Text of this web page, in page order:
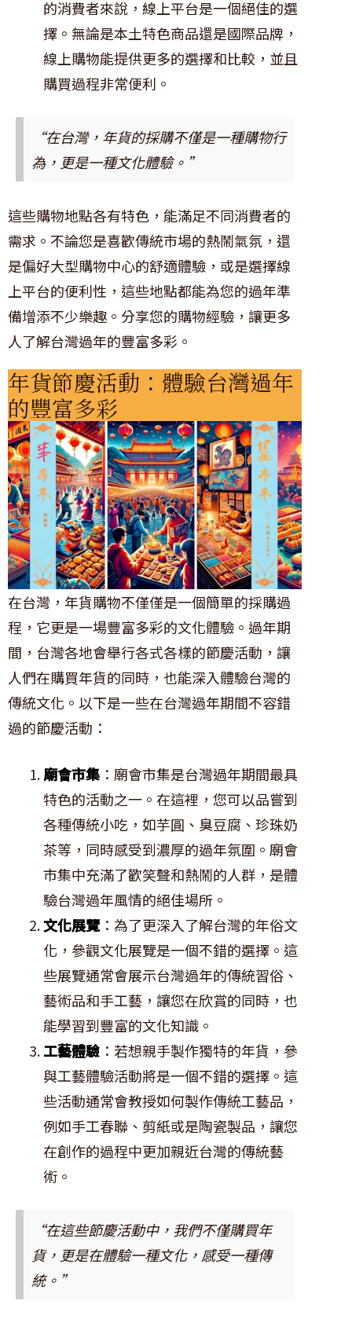
的消費者來說，線上平台是一個絕佳的選
擇。無論是本土特色商品還是國際品牌，
線上購物能提供更多的選擇和比較，並且
購買過程非常便利。
“在台灣，年貨的採購不僅是一種購物行
為，更是一種文化體驗。”
這些購物地點各有特色，能滿足不同消費者的
需求。不論您是喜歡傳統市場的熱鬧氣氛，還
是偏好大型購物中心的舒適體驗，或是選擇線
上平台的便利性，這些地點都能為您的過年準
備增添不少樂趣。分享您的購物經驗，讓更多
人了解台灣過年的豐富多彩。
年貨節慶活動：體驗台灣過年
的豐富多彩
在台灣，年貨購物不僅僅是一個簡單的採購過
程，它更是一場豐富多彩的文化體驗。過年期
間，台灣各地會舉行各式各樣的節慶活動，讓
人們在購買年貨的同時，也能深入體驗台灣的
傳統文化。以下是一些在台灣過年期間不容錯
過的節慶活動：
廟會市集 ：廟會市集是台灣過年期間最具
特色的活動之一。在這裡，您可以品嘗到
各種傳統小吃，如芋圓、臭豆腐、珍珠奶
茶等，同時感受到濃厚的過年氛圍。廟會
市集中充滿了歡笑聲和熱鬧的人群，是體
驗台灣過年風情的絕佳場所。
文化展覽：為了更深入了解台灣的年俗文
化，參觀文化展覽是一個不錯的選擇。這
些展覽通常會展示台灣過年的傳統習俗、
藝術品和手工藝，讓您在欣賞的同時，也
能學習到豐富的文化知識。
工藝體驗 ：若想親手製作獨特的年貨，參
與工藝體驗活動將是一個不錯的選擇。這
些活動通常會教授如何製作傳統工藝品，
例如手工春聯、剪紙或是陶瓷製品，讓您
在創作的過程中更加親近台灣的傳統藝
術。
“在這些節慶活動中，我們不僅購買年
貨，更是在體驗一種文化，感受一種傳
統。”